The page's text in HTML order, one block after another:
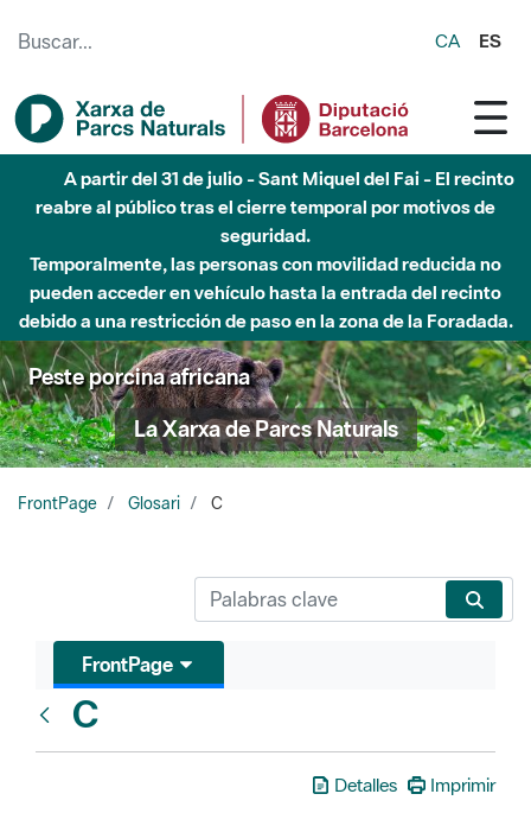
CA ES
A partir del 31 de julio - Sant Miquel del Fai - El recinto
reabre al público tras el cierre temporal por motivos de
seguridad.
Temporalmente, las personas con movilidad reducida no
pueden acceder en vehículo hasta la entrada del recinto
debido a una restricción de paso en la zona de la Foradada.
Peste porcina africana
La Xarxa de Parcs Naturals
FrontPage Glosari C
FrontPage
C
Detalles Imprimir